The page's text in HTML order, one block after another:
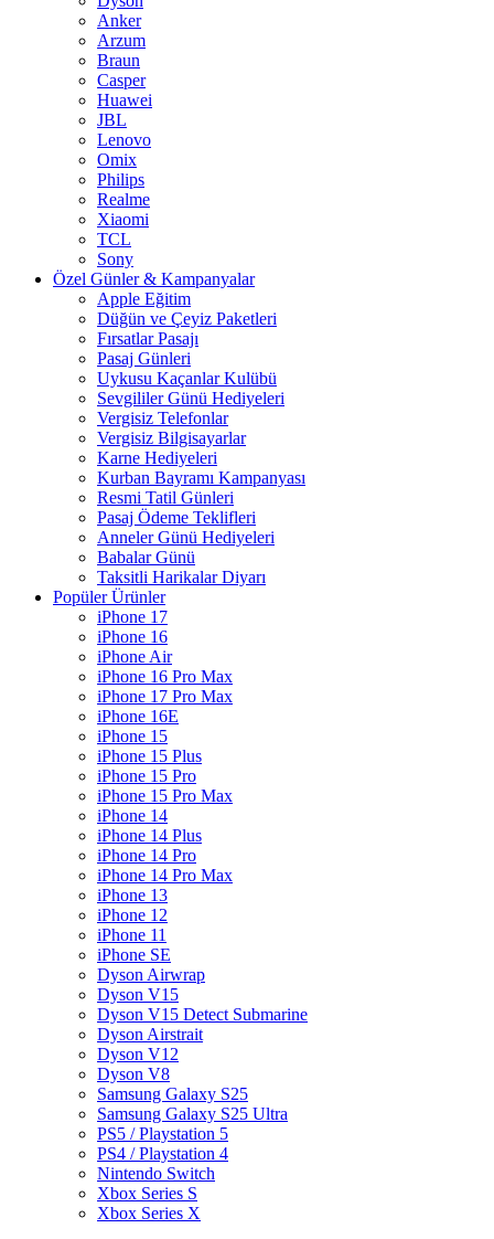
Anker
Arzum
Braun
Casper
Huawei
JBL
Lenovo
Omix
Philips
Realme
Xiaomi
TCL
Sony
Özel Günler & Kampanyalar
Apple Eğitim
Düğün ve Çeyiz Paketleri
Fırsatlar Pasajı
Pasaj Günleri
Uykusu Kaçanlar Kulübü
Sevgililer Günü Hediyeleri
Vergisiz Telefonlar
Vergisiz Bilgisayarlar
Karne Hediyeleri
Kurban Bayramı Kampanyası
Resmi Tatil Günleri
Pasaj Ödeme Teklifleri
Anneler Günü Hediyeleri
Babalar Günü
Taksitli Harikalar Diyarı
Popüler Ürünler
iPhone 17
iPhone 16
iPhone Air
iPhone 16 Pro Max
iPhone 17 Pro Max
iPhone 16E
iPhone 15
iPhone 15 Plus
iPhone 15 Pro
iPhone 15 Pro Max
iPhone 14
iPhone 14 Plus
iPhone 14 Pro
iPhone 14 Pro Max
iPhone 13
iPhone 12
iPhone 11
iPhone SE
Dyson Airwrap
Dyson V15
Dyson V15 Detect Submarine
Dyson Airstrait
Dyson V12
Dyson V8
Samsung Galaxy S25
Samsung Galaxy S25 Ultra
PS5 / Playstation 5
PS4 / Playstation 4
Nintendo Switch
Xbox Series S
Xbox Series X